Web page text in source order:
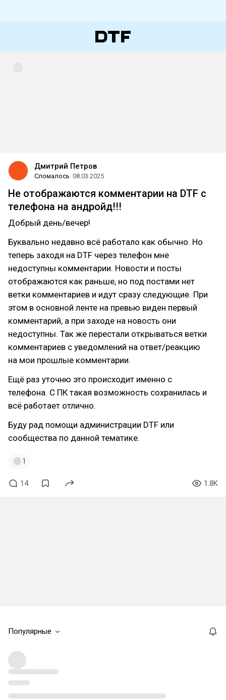
Дмитрий Петров
Сломалось 08.03.2025
Не отображаются комментарии на DTF с
телефона на андройд!!!
Добрый день/вечер!
Буквально недавно всё работало как обычно. Но
теперь заходя на DTF через телефон мне
недоступны комментарии. Новости и посты
отображаются как раньше, но под постами нет
ветки комментариев и идут сразу следующие. При
этом в основной ленте на превью виден первый
комментарий, а при заходе на новость они
недоступны. Так же перестали открываться ветки
комментариев с уведомлений на ответ/реакцию
на мои прошлые комментарии.
Ещё раз уточню это происходит именно с
телефона. С ПК такая возможность сохранилась и
всё работает отлично.
Буду рад помощи администрации DTF или
сообщества по данной тематике.
1
14 1.8K
Популярные